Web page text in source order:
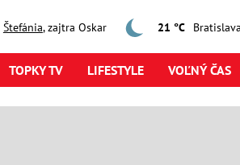
Štefánia, zajtra Oskar 21 °C
TOPKY TV LIFESTYLE VOĽNÝ ČAS